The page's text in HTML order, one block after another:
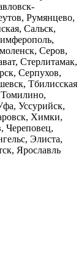
Румянцево,
Сальск,
Серов,
Стерлитамак,
Серпухов,
Тбилисская
Томилино,
Уссурийск,
Химки,
Череповец,
Элиста,
Ярославль